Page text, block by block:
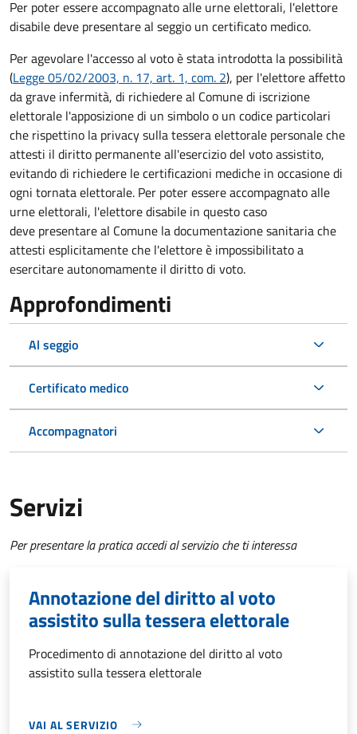
Per poter essere accompagnato alle urne elettorali, l'elettore
disabile deve presentare al seggio un certificato medico.
Per agevolare l'accesso al voto è stata introdotta la possibilità
(Legge 05/02/2003, n. 17, art. 1, com. 2), per l'elettore affetto
da grave infermità, di richiedere al Comune di iscrizione
elettorale l'apposizione di un simbolo o un codice particolari
che rispettino la privacy sulla tessera elettorale personale che
attesti il diritto permanente all'esercizio del voto assistito,
evitando di richiedere le certificazioni mediche in occasione di
ogni tornata elettorale. Per poter essere accompagnato alle
urne elettorali, l'elettore disabile in questo caso
deve presentare al Comune la documentazione sanitaria che
attesti esplicitamente che l'elettore è impossibilitato a
esercitare autonomamente il diritto di voto.
Approfondimenti
Al seggio
Certificato medico
Accompagnatori
Servizi
Per presentare la pratica accedi al servizio che ti interessa
Annotazione del diritto al voto
assistito sulla tessera elettorale
Procedimento di annotazione del diritto al voto
assistito sulla tessera elettorale
VAI AL SERVIZIO